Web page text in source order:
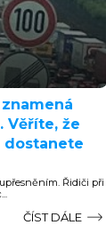
Věříte, že
dostanete
Řidiči při
ČÍST DÁLE